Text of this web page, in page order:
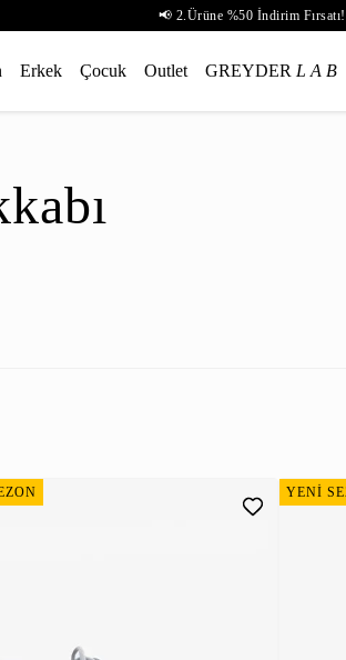
📢 2.Ürüne %50 İndirim Fırsatı!
Erkek Çocuk Outlet GREYDER L A B
YENİ